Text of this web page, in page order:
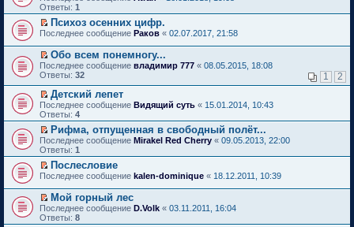
н
о
м
у
о
о
б
щ
е
н
и
ю
ч
и
а
н
о
м
у
с
о
о
б
щ
е
н
и
ю
м
у
н
е
р
о
ч
и
т
а
н
н
о
м
у
с
о
о
щ
е
н
и
е
р
в
о
у
н
е
п
р
о
ч
и
т
а
н
н
м
с
о
о
б
т
и
к
п
е
р
в
о
у
н
е
п
р
о
ч
и
т
а
н
н
о
м
у
е
р
й
и
п
е
р
в
о
м
у
н
е
п
р
о
и
т
а
н
Ответы: 1
П
р
е
й
т
и
к
п
е
р
в
о
м
у
н
е
п
р
о
ч
Психоз осенних цифр.
Последнее сообщение Раков « 02.07.2017, 21:58
П
е
е
й
т
и
п
е
р
в
о
у
н
е
п
Обо всем понемногу...
Последнее сообщение владимир 777 « 08.05.2015, 18:08
Ответы: 32 1 2
П
е
р
е
й
т
и
к
п
е
р
в
о
м
Детский лепет
Последнее сообщение Видящий суть « 15.01.2014, 10:43
Ответы: 4
П
е
р
й
и
к
п
е
Рифма, отпущенная в свободный полёт...
Последнее сообщение Mirakel Red Cherry « 09.05.2013, 22:00
Ответы: 1
П
р
е
й
т
Послесловие
Последнее сообщение kalen-dominique « 18.12.2011, 10:39
П
е
р
Мой горный лес
Последнее сообщение D.Volk « 03.11.2011, 16:04
Ответы: 8